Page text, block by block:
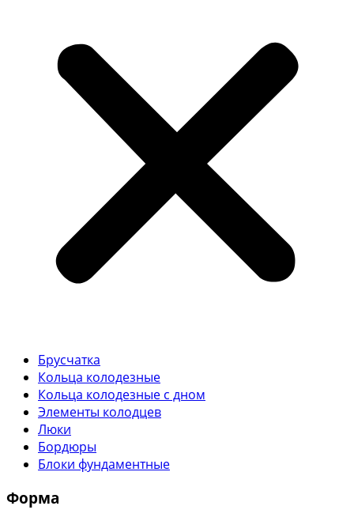
Брусчатка
Кольца колодезные
Кольца колодезные с дном
Элементы колодцев
Люки
Бордюры
Блоки фундаментные
Форма